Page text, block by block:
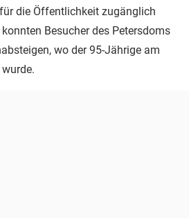
die Öffentlichkeit zugänglich
Besucher des Petersdoms
wo der 95-Jährige am